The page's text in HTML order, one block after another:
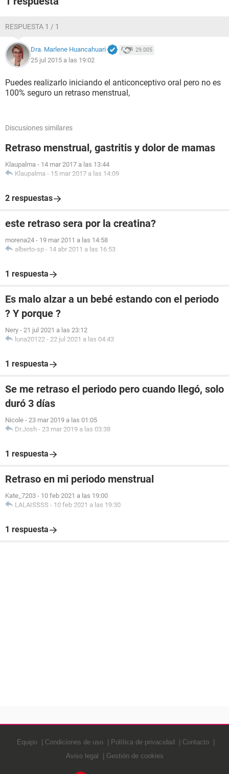
RESPUESTA 1 / 1
Dra. Marlene Huancahuari 29.005
25 jul 2015 a las 19:02
Puedes realizarlo iniciando el anticonceptivo oral pero no es
100% seguro un retraso menstrual,
Discusiones similares
Retraso menstrual, gastritis y dolor de mamas
Klaupalma - 14 mar 2017 a las 13:44
Klaupalma - 15 mar 2017 a las 14:09
2 respuestas
este retraso sera por la creatina?
morena24 - 19 mar 2011 a las 14:58
alberto-sp - 14 abr 2011 a las 16:53
1 respuesta
Es malo alzar a un bebé estando con el periodo
? Y porque ?
Nery - 21 jul 2021 a las 23:12
luna20122 - 22 jul 2021 a las 04:43
1 respuesta
Se me retraso el periodo pero cuando llegó, solo
duró 3 días
Nicole - 23 mar 2019 a las 01:05
Dr.Josh - 23 mar 2019 a las 03:38
1 respuesta
Retraso en mi periodo menstrual
Kate_7203 - 10 feb 2021 a las 19:00
LALAISSSS - 10 feb 2021 a las 19:30
1 respuesta
Equipo Condiciones de uso Política de privacidad
Contacto
Aviso legal
Gestión de cookies